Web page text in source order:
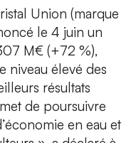
Union (marque
le 4 juin un
M€ (+72 %),
niveau élevé des
résultats
de poursuivre
en eau et